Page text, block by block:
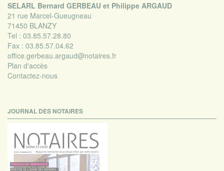
SELARL Bernard GERBEAU et Philippe ARGAUD
21 rue Marcel-Gueugneau
71450 BLANZY
Tel : 03.85.57.28.80
Fax : 03.85.57.04.62
office.gerbeau.argaud@notaires.fr
Plan d'accès
Contactez-nous
JOURNAL DES NOTAIRES